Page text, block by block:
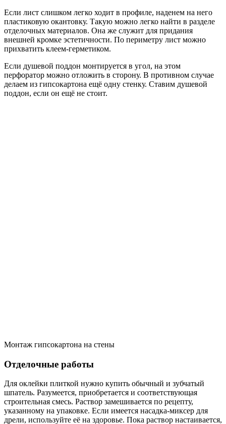
Если лист слишком легко ходит в профиле, наденем на него
пластиковую окантовку. Такую можно легко найти в разделе
отделочных материалов. Она же служит для придания
внешней кромке эстетичности. По периметру лист можно
прихватить клеем-герметиком.
Если душевой поддон монтируется в угол, на этом
перфоратор можно отложить в сторону. В противном случае
делаем из гипсокартона ещё одну стенку. Ставим душевой
поддон, если он ещё не стоит.
Монтаж гипсокартона на стены
Отделочные работы
Для оклейки плиткой нужно купить обычный и зубчатый
шпатель. Разумеется, приобретается и соответствующая
строительная смесь. Раствор замешивается по рецепту,
указанному на упаковке. Если имеется насадка-миксер для
дрели, используйте её на здоровье. Пока раствор настаивается,